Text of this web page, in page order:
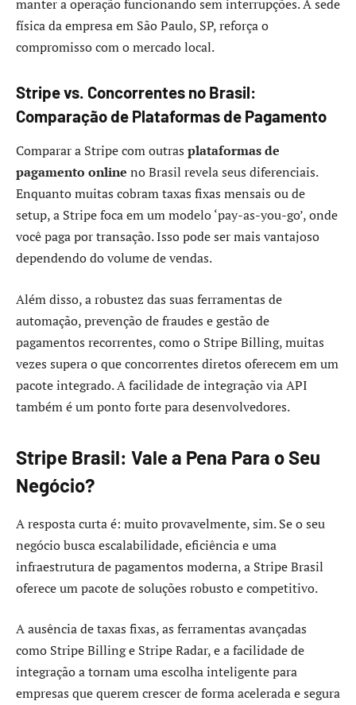
manter a operação funcionando sem interrupções. A sede
física da empresa em São Paulo, SP, reforça o
compromisso com o mercado local.
Stripe vs. Concorrentes no Brasil:
Comparação de Plataformas de Pagamento
Comparar a Stripe com outras plataformas de
pagamento online no Brasil revela seus diferenciais.
Enquanto muitas cobram taxas fixas mensais ou de
setup, a Stripe foca em um modelo ‘pay-as-you-go’, onde
você paga por transação. Isso pode ser mais vantajoso
dependendo do volume de vendas.
Além disso, a robustez das suas ferramentas de
automação, prevenção de fraudes e gestão de
pagamentos recorrentes, como o Stripe Billing, muitas
vezes supera o que concorrentes diretos oferecem em um
pacote integrado. A facilidade de integração via API
também é um ponto forte para desenvolvedores.
Stripe Brasil: Vale a Pena Para o Seu
Negócio?
A resposta curta é: muito provavelmente, sim. Se o seu
negócio busca escalabilidade, eficiência e uma
infraestrutura de pagamentos moderna, a Stripe Brasil
oferece um pacote de soluções robusto e competitivo.
A ausência de taxas fixas, as ferramentas avançadas
como Stripe Billing e Stripe Radar, e a facilidade de
integração a tornam uma escolha inteligente para
empresas que querem crescer de forma acelerada e segura